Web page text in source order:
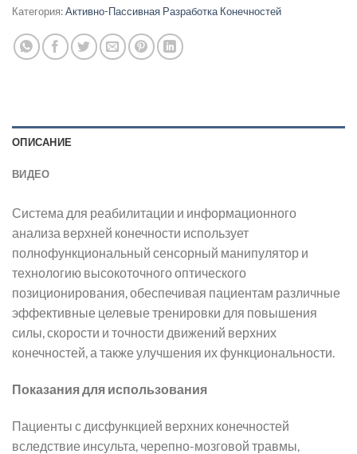
Категория:Активно-Пассивная Разработка Конечностей
ОПИСАНИЕ
ВИДЕО
Система для реабилитации и информационного
анализа верхней конечности использует
полнофункциональный сенсорный манипулятор и
технологию высокоточного оптического
позиционирования, обеспечивая пациентам различные
эффективные целевые тренировки для повышения
силы, скорости и точности движений верхних
конечностей, а также улучшения их функциональности.
Показания для использования
Пациенты с дисфункцией верхних конечностей
вследствие инсульта, черепно-мозговой травмы,